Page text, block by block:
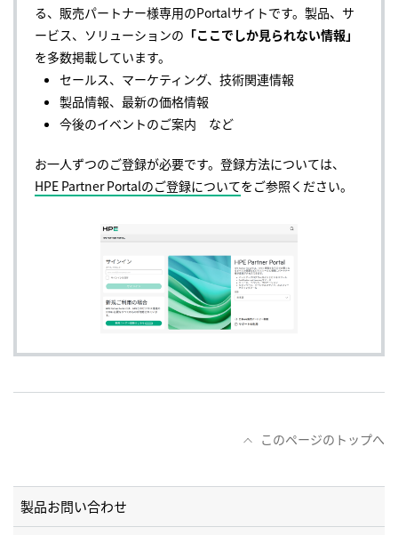
る、販売パートナー様専用のPortalサイトです。製品、サ
ービス、ソリューションの 「ここでしか見られない情報」
を多数掲載しています。
セールス、マーケティング、技術関連情報
製品情報、最新の価格情報
今後のイベントのご案内 など
お一人ずつのご登録が必要です。登録方法については、
HPE Partner Portalのご登録についてをご参照ください。
このページのトップへ
製品お問い合わせ